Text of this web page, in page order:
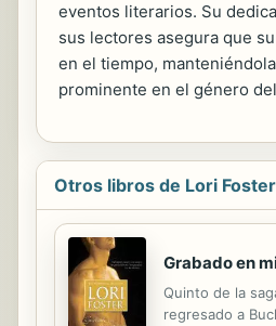
eventos literarios. Su
sus lectores asegura que
en el tiempo,
prominente en el género
Otros libros de Lori Foster
Grabado en
Quinto de la
regresado a